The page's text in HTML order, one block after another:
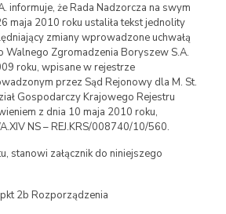
informuje, że Rada Nadzorcza na swym
maja 2010 roku ustaliła tekst jednolity
zmiany wprowadzone uchwałą
Walnego Zgromadzenia Boryszew S.A.
roku, wpisane w rejestrze
przez Sąd Rejonowy dla M. St.
Gospodarczy Krajowego Rejestru
z dnia 10 maja 2010 roku,
NS – REJ.KRS/008740/10/560.
stanowi załącznik do niniejszego
2b Rozporządzenia